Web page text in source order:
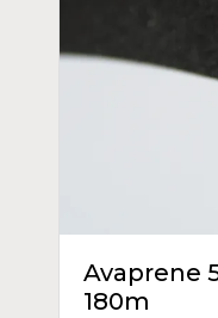
Avaprene
180m